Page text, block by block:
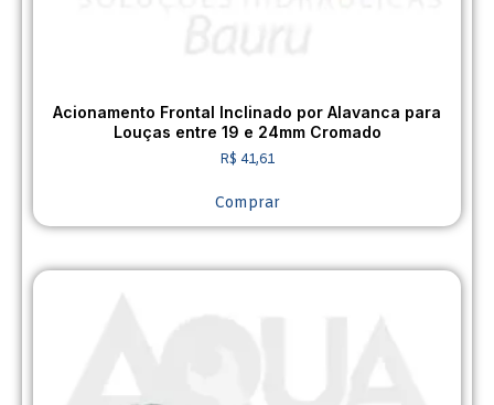
Acionamento Frontal Inclinado por Alavanca para
Louças entre 19 e 24mm Cromado
R$ 41,61
Comprar